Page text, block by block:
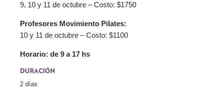
9, 10 y 11 de octubre – Costo: $1750
Profesores Movimiento Pilates:
10 y 11 de octubre – Costo: $1100
Horario: de 9 a 17 hs
DURACIÓN
2 días